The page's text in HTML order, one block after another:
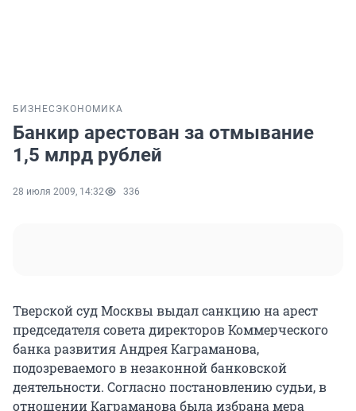
БИЗНЕС ЭКОНОМИКА
Банкир арестован за отмывание
1,5 млрд рублей
28 июля 2009, 14:32 336
Тверской суд Москвы выдал санкцию на арест
председателя совета директоров Коммерческого
банка развития Андрея Каграманова,
подозреваемого в незаконной банковской
деятельности. Согласно постановлению судьи, в
отношении Каграманова была избрана мера